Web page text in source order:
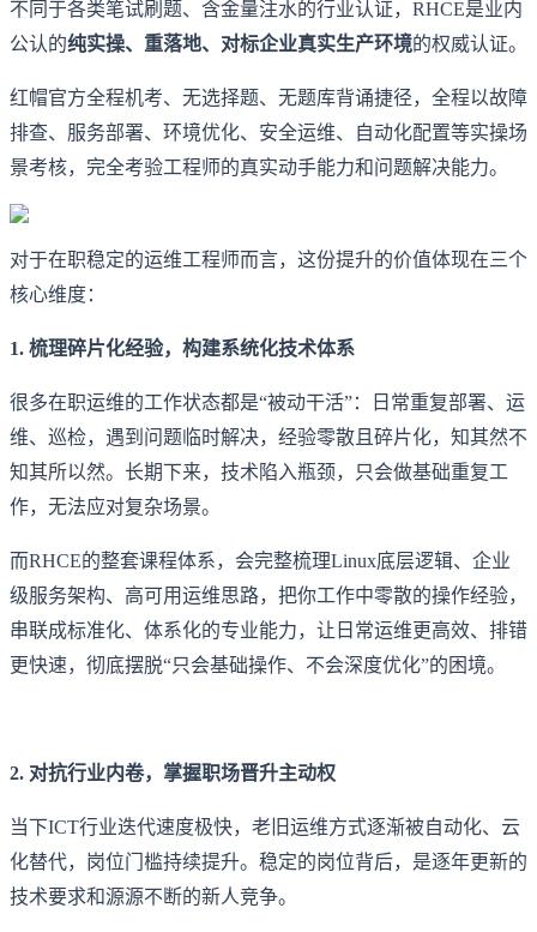
不同于各类笔试刷题、含金量注水的行业认证，RHCE是业内
公认的纯实操、重落地、对标企业真实生产环境的权威认证。
红帽官方全程机考、无选择题、无题库背诵捷径，全程以故障
排查、服务部署、环境优化、安全运维、自动化配置等实操场
景考核，完全考验工程师的真实动手能力和问题解决能力。
对于在职稳定的运维工程师而言，这份提升的价值体现在三个
核心维度：
1. 梳理碎片化经验，构建系统化技术体系
很多在职运维的工作状态都是“被动干活”：日常重复部署、运
维、巡检，遇到问题临时解决，经验零散且碎片化，知其然不
知其所以然。长期下来，技术陷入瓶颈，只会做基础重复工
作，无法应对复杂场景。
而RHCE的整套课程体系，会完整梳理Linux底层逻辑、企业
级服务架构、高可用运维思路，把你工作中零散的操作经验，
串联成标准化、体系化的专业能力，让日常运维更高效、排错
更快速，彻底摆脱“只会基础操作、不会深度优化”的困境。
2. 对抗行业内卷，掌握职场晋升主动权
当下ICT行业迭代速度极快，老旧运维方式逐渐被自动化、云
化替代，岗位门槛持续提升。稳定的岗位背后，是逐年更新的
技术要求和源源不断的新人竞争。